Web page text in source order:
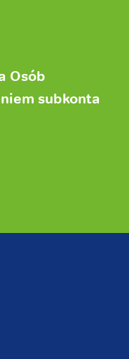
Osób
subkonta